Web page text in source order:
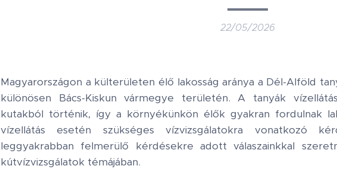
22/05/2026
Magyarországon a külterületen élő lakosság aránya a Dél-Alföld
különösen Bács-Kiskun vármegye területén. A tanyák
kutakból történik, így a környékünkön élők gyakran fordulnak
vízellátás esetén szükséges vízvizsgálatokra vonatkozó
leggyakrabban felmerülő kérdésekre adott válaszainkkal
kútvízvizsgálatok témájában.